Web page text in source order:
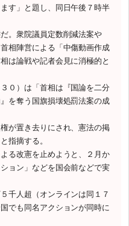
す」と題し、同日午後７時半
。衆院議員定数削減法案や
相陣営による「中傷動画作成
は論戦や記者会見に消極的と
０）は「首相は『国論を二分
を奪う国旗損壊処罰法案の成
が置き去りにされ、憲法の掲
指摘する。
る改憲を止めようと、２月か
ョン」などを国会前などで実
千人超（オンラインは同１７
でも同名アクションが同時に